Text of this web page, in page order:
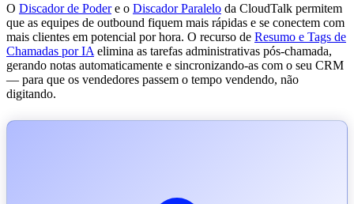
O Discador de Podere o Discador Paralelo da CloudTalk permitem
que as equipes de outbound fiquem mais rápidas e se conectem com
mais clientes em potencial por hora. O recurso de Resumo e Tags de
Chamadas por IA elimina as tarefas administrativas pós-chamada,
gerando notas automaticamente e sincronizando-as com o seu CRM
— para que os vendedores passem o tempo vendendo, não
digitando.